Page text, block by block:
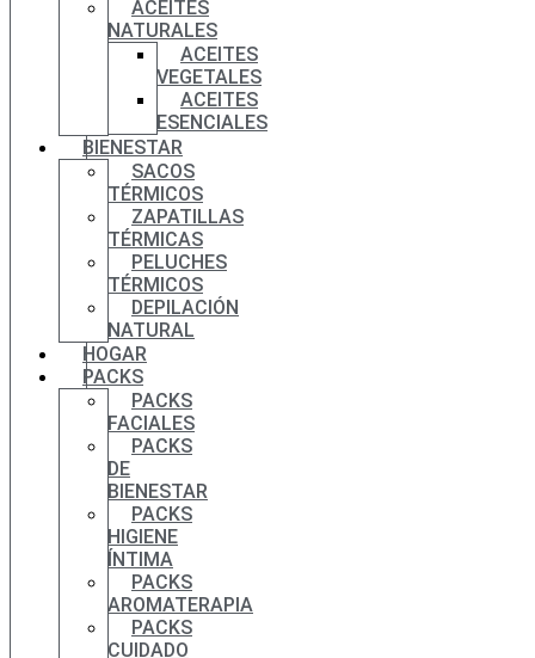
ACEITES
NATURALES
ACEITES
VEGETALES
ACEITES
ESENCIALES
BIENESTAR
SACOS
TÉRMICOS
ZAPATILLAS
TÉRMICAS
PELUCHES
TÉRMICOS
DEPILACIÓN
NATURAL
HOGAR
PACKS
PACKS
FACIALES
PACKS
DE
BIENESTAR
PACKS
HIGIENE
ÍNTIMA
PACKS
AROMATERAPIA
PACKS
CUIDADO